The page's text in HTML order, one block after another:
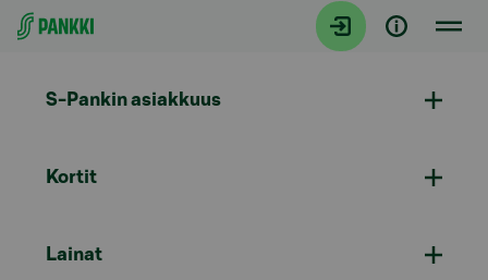
Siirry suoraan sisältöön
S-Pankin asiakkuus
Kortit
Lainat